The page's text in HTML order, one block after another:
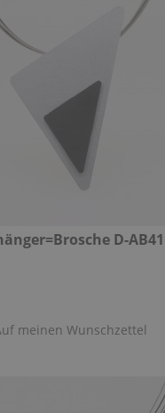
D-AB41
meinen Wunschzettel